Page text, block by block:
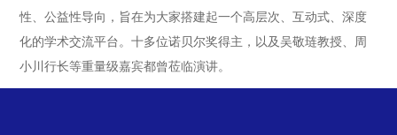
性、公益性导向，旨在为大家搭建起一个高层次、互动式、深度
化的学术交流平台。十多位诺贝尔奖得主，以及吴敬琏教授、周
小川行长等重量级嘉宾都曾莅临演讲。